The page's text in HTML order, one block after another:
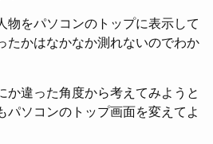
物をパソコンのトップに表示して
たかはなかなか測れないのでわか
か違った角度から考えてみようと
パソコンのトップ画面を変えてよ